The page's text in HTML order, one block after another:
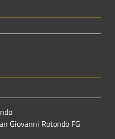
Giovanni Rotondo FG